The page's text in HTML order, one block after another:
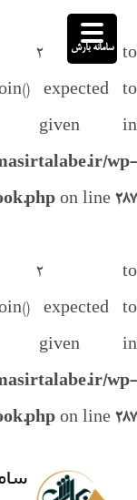
2 to
expected to
given in
wp-
on line 287
2 to
expected to
given in
wp-
on line 287
سامانه بارش